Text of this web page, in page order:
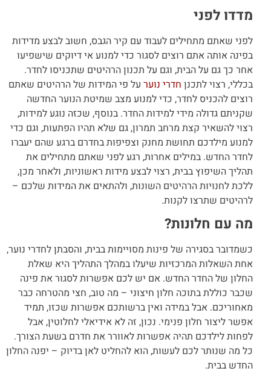
מדדו לפני
לפני שאתם מתחילים לעבוד עם קיר הגבס, חשוב לבצע מדידות
בפינה אותה אתם רוצים לסגור כדי למנוע אי דיוקים שישפיעו
אחר כך גם על הבית, וגם על תכנון הרהיטים שתכניסו לחדר.
בכללי, רצוי לתכנן חדרי נוער על פי המידות של הרהיטים שאתם
רוצים להכניס לחדר, כדי למנוע מצב שמיטת הנוער החדשה
שקניתם גדולה מידי למידות החדר. בנוסף, שכזה נוגע למידות,
רצוי להשאיר קצת מרחב תמרון, גם שלא תהיו הפתעות, וגם כדי
למנוע מילדכם תחושת מחנק וצפיפות בחדרם ברגע שהם יעברו
לחדר החדש. במילים אחרות, רגע לפני שאתם מתחילים את
תהליך השיפוץ בבית, רצוי לבצע מידות ראשוניות, ולאחר מכן,
ללכת לחנויות הרהיטים השונות, ולהתאים את המידות שלכם –
לרהיטים שתרצו לקנות.
מה עם חלונות?
כשמדובר בסגירה של פינות מסויימות בבית, והסבתן לחדרי נוער,
אחת השאלות המרכזיות שיעלו במהלך התהליך היא שאלת
החלון של החדר החדש. אם יש לכם אפשרות לסגור את פינה
שכבר כוללת בתוכה חלון חיצוני – מה טוב, חצי מהטרחה כבר
מאחוריכם. אבל במידה ואין ברשותכם אפשרות שכזו, תמיד
אפשר ליצור חלון פנימי. נכון, זה לא אידיאלי לחלוטין, אבל
לפחות לילדכם תהיה אפשרות לאוורר את חדרם בשעת הצורך.
כל מה שנותר לכם לעשות, הוא להחליט לאן בדיוק – יפנה החלון
החדש בבית.